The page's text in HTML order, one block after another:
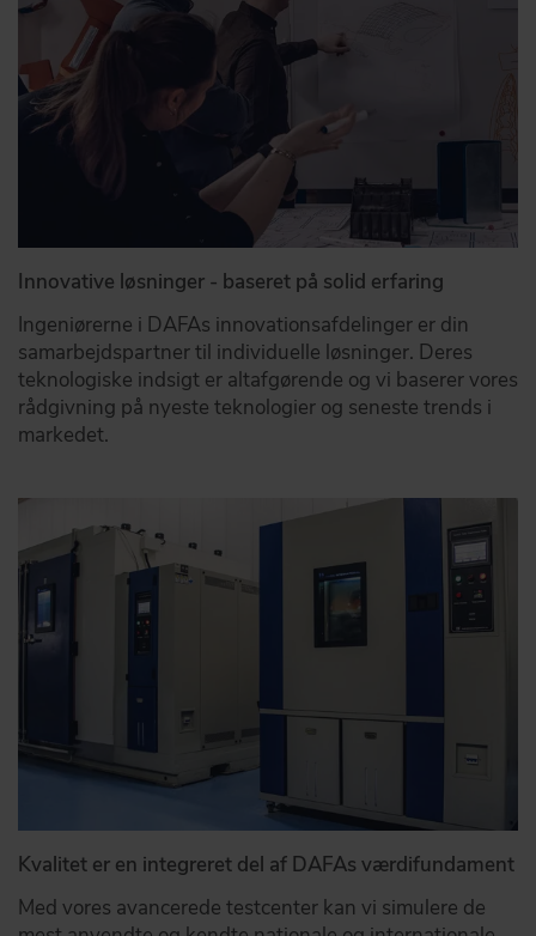
Innovative løsninger - baseret på solid erfaring
Ingeniørerne i DAFAs innovationsafdelinger er din
samarbejdspartner til individuelle løsninger. Deres
teknologiske indsigt er altafgørende og vi baserer vores
rådgivning på nyeste teknologier og seneste trends i
markedet.
Kvalitet er en integreret del af DAFAs værdifundament
Med vores avancerede testcenter kan vi simulere de